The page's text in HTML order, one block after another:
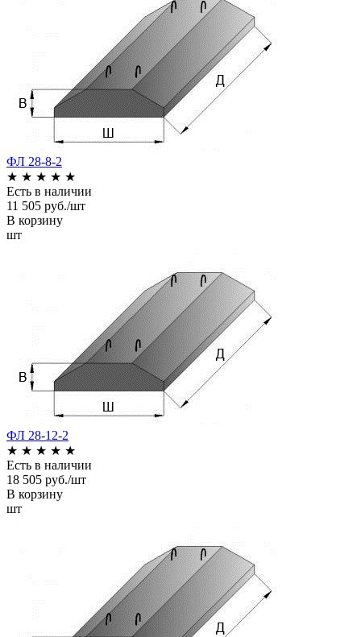
ФЛ 28-8-2
★ ★ ★ ★ ★
Есть в наличии
11 505 руб./шт
В корзину
шт
ФЛ 28-12-2
★ ★ ★ ★ ★
Есть в наличии
18 505 руб./шт
В корзину
шт